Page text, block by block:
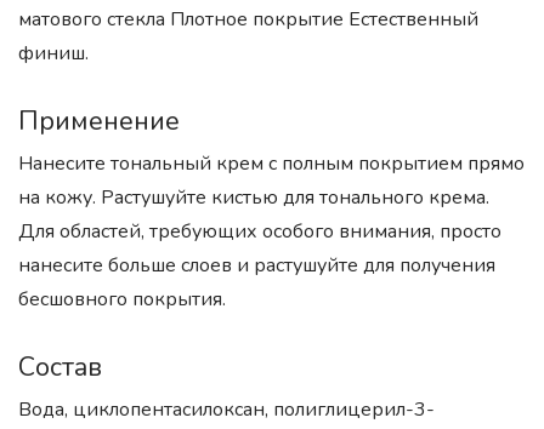
матового стекла Плотное покрытие Естественный
финиш.
Применение
Нанесите тональный крем с полным покрытием прямо
на кожу. Растушуйте кистью для тонального крема.
Для областей, требующих особого внимания, просто
нанесите больше слоев и растушуйте для получения
бесшовного покрытия.
Состав
Вода, циклопентасилоксан, полиглицерил-3-